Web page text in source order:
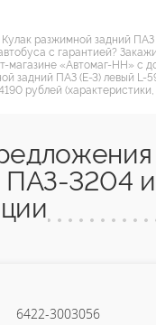
разжимной задний ПАЗ
с гарантией?
магазине «Автомаг-НН» с
задний ПАЗ (Е-3) левый L-
рублей
ПАЗ-3204 и
6422-3003056